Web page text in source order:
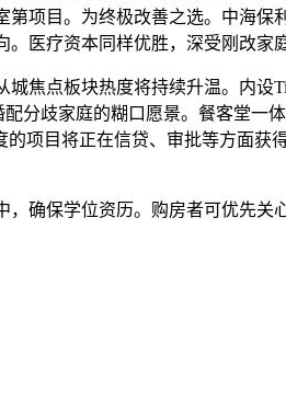
项目。为终极改善之选。中海保
医疗资本同样优胜，深受刚改家
焦点板块热度将持续升温。内设
分歧家庭的糊口愿景。餐客堂一
项目将正在信贷、审批等方面获
确保学位资历。购房者可优先关